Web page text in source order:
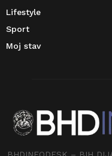
Lifestyle
Sport
Moj stav